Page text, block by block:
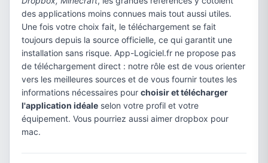
des applications moins connues mais tout aussi utiles.
Une fois votre choix fait, le téléchargement se fait
toujours depuis la source officielle, ce qui garantit une
installation sans risque. App-Logiciel.fr ne propose pas
de téléchargement direct : notre rôle est de vous orienter
vers les meilleures sources et de vous fournir toutes les
informations nécessaires pour choisir et télécharger
l'application idéale selon votre profil et votre
équipement. Vous pourriez aussi aimer dropbox pour
mac.